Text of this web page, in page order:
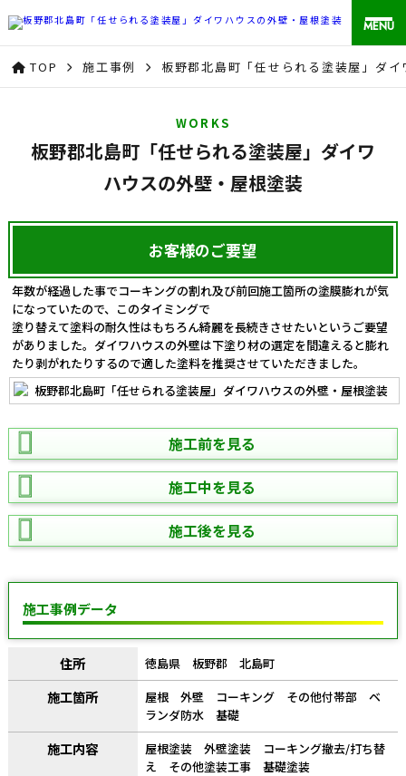
MENU
TOP 施工事例 板野郡北島町「任せられる塗装屋」ダ
WORKS
板野郡北島町「任せられる塗装屋」ダイワ
ハウスの外壁・屋根塗装
お客様のご要望
年数が経過した事でコーキングの割れ及び前回施工箇所の塗膜膨れが気
になっていたので、このタイミングで
塗り替えて塗料の耐久性はもちろん綺麗を長続きさせたいというご要望
がありました。ダイワハウスの外壁は下塗り材の選定を間違えると膨れ
たり剥がれたりするので適した塗料を推奨させていただきました。
施工前を見る
施工中を見る
施工後を見る
施工事例データ
住所 徳島県 板野郡 北島町
施工箇所
屋根 外壁 コーキング その他付帯部 ベ
ランダ防水 基礎
施工内容
屋根塗装 外壁塗装 コーキング撤去/打ち替
え その他塗装工事 基礎塗装